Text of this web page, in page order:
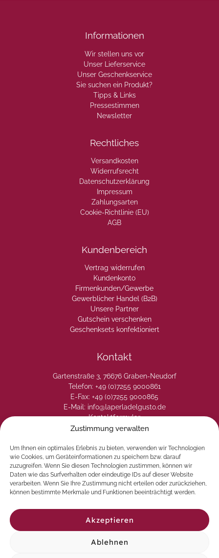
Zustimmung verwalten
Um Ihnen ein optimales Erlebnis zu bieten, verwenden wir Technologien
wie Cookies, um Geräteinformationen zu speichern bzw. darauf
zuzugreifen. Wenn Sie diesen Technologien zustimmen, können wir
Daten wie das Surfverhalten oder eindeutige IDs auf dieser Website
verarbeiten. Wenn Sie Ihre Zustimmung nicht erteilen oder zurückziehen,
können bestimmte Merkmale und Funktionen beeinträchtigt werden.
Akzeptieren
Ablehnen
Informationen
Wir stellen uns vor
Unser Lieferservice
Unser Geschenkservice
Sie suchen ein Produkt?
Tipps & Links
Pressestimmen
Newsletter
Rechtliches
Versandkosten
Widerrufsrecht
Datenschutzerklärung
Impressum
Zahlungsarten
Cookie-Richtlinie (EU)
AGB
Kundenbereich
Vertrag widerrufen
Kundenkonto
Firmenkunden/Gewerbe
Gewerblicher Handel (B2B)
Unsere Partner
Gutschein verschenken
Geschenksets konfektioniert
Kontakt
Gartenstraße 3, 76676 Graben-Neudorf
Telefon: +49 (0)7255 9000861
E-Fax: +49 (0)7255 9000865
E-Mail: info@laperladelgusto.de
Kontaktformular